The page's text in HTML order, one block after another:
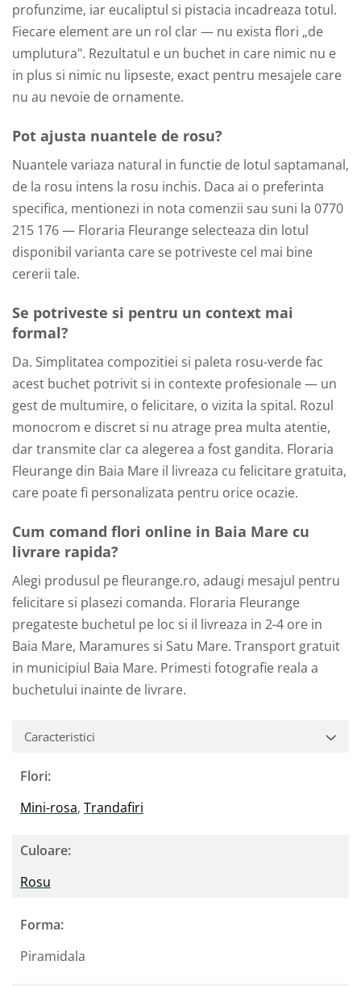
profunzime, iar eucaliptul si pistacia incadreaza totul.
Fiecare element are un rol clar — nu exista flori „de
umplutura". Rezultatul e un buchet in care nimic nu e
in plus si nimic nu lipseste, exact pentru mesajele care
nu au nevoie de ornamente.
Pot ajusta nuantele de rosu?
Nuantele variaza natural in functie de lotul saptamanal,
de la rosu intens la rosu inchis. Daca ai o preferinta
specifica, mentionezi in nota comenzii sau suni la 0770
215 176 — Floraria Fleurange selecteaza din lotul
disponibil varianta care se potriveste cel mai bine
cererii tale.
Se potriveste si pentru un context mai
formal?
Da. Simplitatea compozitiei si paleta rosu-verde fac
acest buchet potrivit si in contexte profesionale — un
gest de multumire, o felicitare, o vizita la spital. Rozul
monocrom e discret si nu atrage prea multa atentie,
dar transmite clar ca alegerea a fost gandita. Floraria
Fleurange din Baia Mare il livreaza cu felicitare gratuita,
care poate fi personalizata pentru orice ocazie.
Cum comand flori online in Baia Mare cu
livrare rapida?
Alegi produsul pe fleurange.ro, adaugi mesajul pentru
felicitare si plasezi comanda. Floraria Fleurange
pregateste buchetul pe loc si il livreaza in 2-4 ore in
Baia Mare, Maramures si Satu Mare. Transport gratuit
in municipiul Baia Mare. Primesti fotografie reala a
buchetului inainte de livrare.
Caracteristici
Flori:
Mini-rosa, Trandafiri
Culoare:
Rosu
Forma:
Piramidala